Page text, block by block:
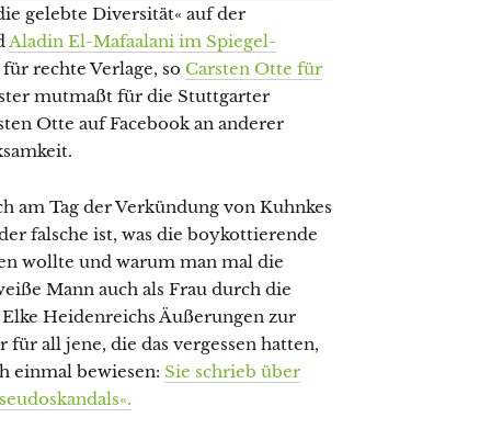
gelebte Diversität« auf der
Aladin El-Mafaalani im Spiegel-
rechte Verlage, so Carsten Otte für
mutmaßt für die Stuttgarter
Otte auf Facebook an anderer
am Tag der Verkündung von Kuhnkes
falsche ist, was die boykottierende
wollte und warum man mal die
Mann auch als Frau durch die
Heidenreichs Äußerungen zur
all jene, die das vergessen hatten,
einmal bewiesen: Sie schrieb über